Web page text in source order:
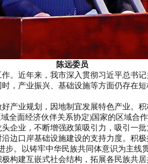
陈远委员
近年来，我市深入贯彻习近平总书
，产业振兴、基础设施等方面仍存在短
业规划，因地制宜发展特色产业。积
全面经济伙伴关系协定)国家的区域合
企业，不断增强政策吸引力，吸引一
边口岸基础设施建设的支持力度。积
步。以铸牢中华民族共同体意识为主
构建互嵌式社会结构，拓展各民族共